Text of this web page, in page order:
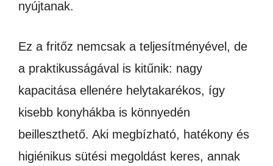
nyújtanak.
Ez a fritőz nemcsak a teljesítményével, de
a praktikusságával is kitűnik: nagy
kapacitása ellenére helytakarékos, így
kisebb konyhákba is könnyedén
beilleszthető. Aki megbízható, hatékony és
higiénikus sütési megoldást keres, annak